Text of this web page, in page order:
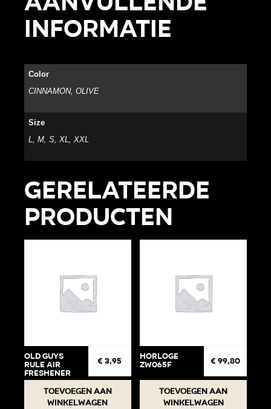
informatie
Color
CINNAMON, OLIVE
Size
L, M, S, XL, XXL
Gerelateerde
producten
Old Guys
Rule Air
Freshener
€ 3,95
Toevoegen aan
winkelwagen
Horloge
ZW065F € 99,80
Toevoegen aan
winkelwagen